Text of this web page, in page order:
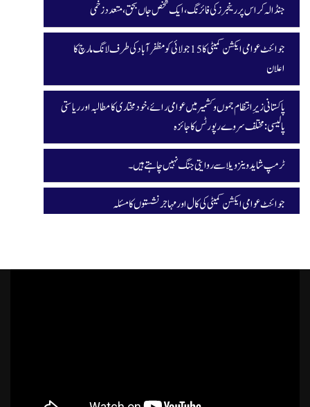
جنڈالہ کراس پر رینجرز کی فائرنگ، ایک شخص جاں بحق، متعدد زخمی
جوائنٹ عوامی ایکشن کمیٹی کا 15 جولائی کو مظفرآباد کی طرف لانگ مارچ کا
اعلان
پاکستانی زیرِ انتظام جموں و کشمیر میں عوامی رائے، خودمختاری کا مطالبہ اور ریاستی
پالیسی: مختلف سروے رپورٹس کا جائزہ
ٹرمپ شاید وینزویلا سے روایتی جنگ نہیں چاہتے ہیں۔
جوائنٹ عوامی ایکشن کمیٹی کی کال اور مہاجر نشستوں کا مسئلہ